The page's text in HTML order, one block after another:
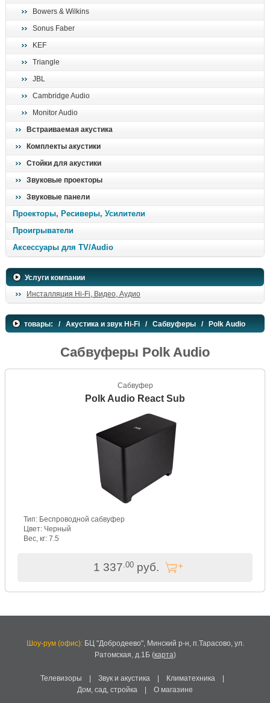
Bowers & Wilkins
Sonus Faber
KEF
Triangle
JBL
Cambridge Audio
Monitor Audio
Встраиваемая акустика
Комплекты акустики
Стойки для акустики
Звуковые проекторы
Звуковые панели
Проекторы, Ресиверы, Усилители
Проигрыватели
Аксессуары для TV/Audio
Услуги компании
Инсталляция Hi-Fi, Видео, Аудио
товары: / Акустика и звук Hi-Fi / Сабвуферы / Polk Audio
Сабвуферы Polk Audio
Сабвуфер
Polk Audio React Sub
Тип: Беспроводной сабвуфер
Цвет: Черный
Вес, кг: 7.5
1 337 .00руб.
Шоу-рум (офис):БЦ "Добродеево", Минский р-н, п.Тарасово, ул.
Ратомская, д.1Б(карта)
Телевизоры Звук и акустика Климатехника
Дом, сад, стройка
О магазине